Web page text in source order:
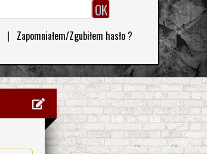
| Zapomniałem/Zgubiłem hasło ?